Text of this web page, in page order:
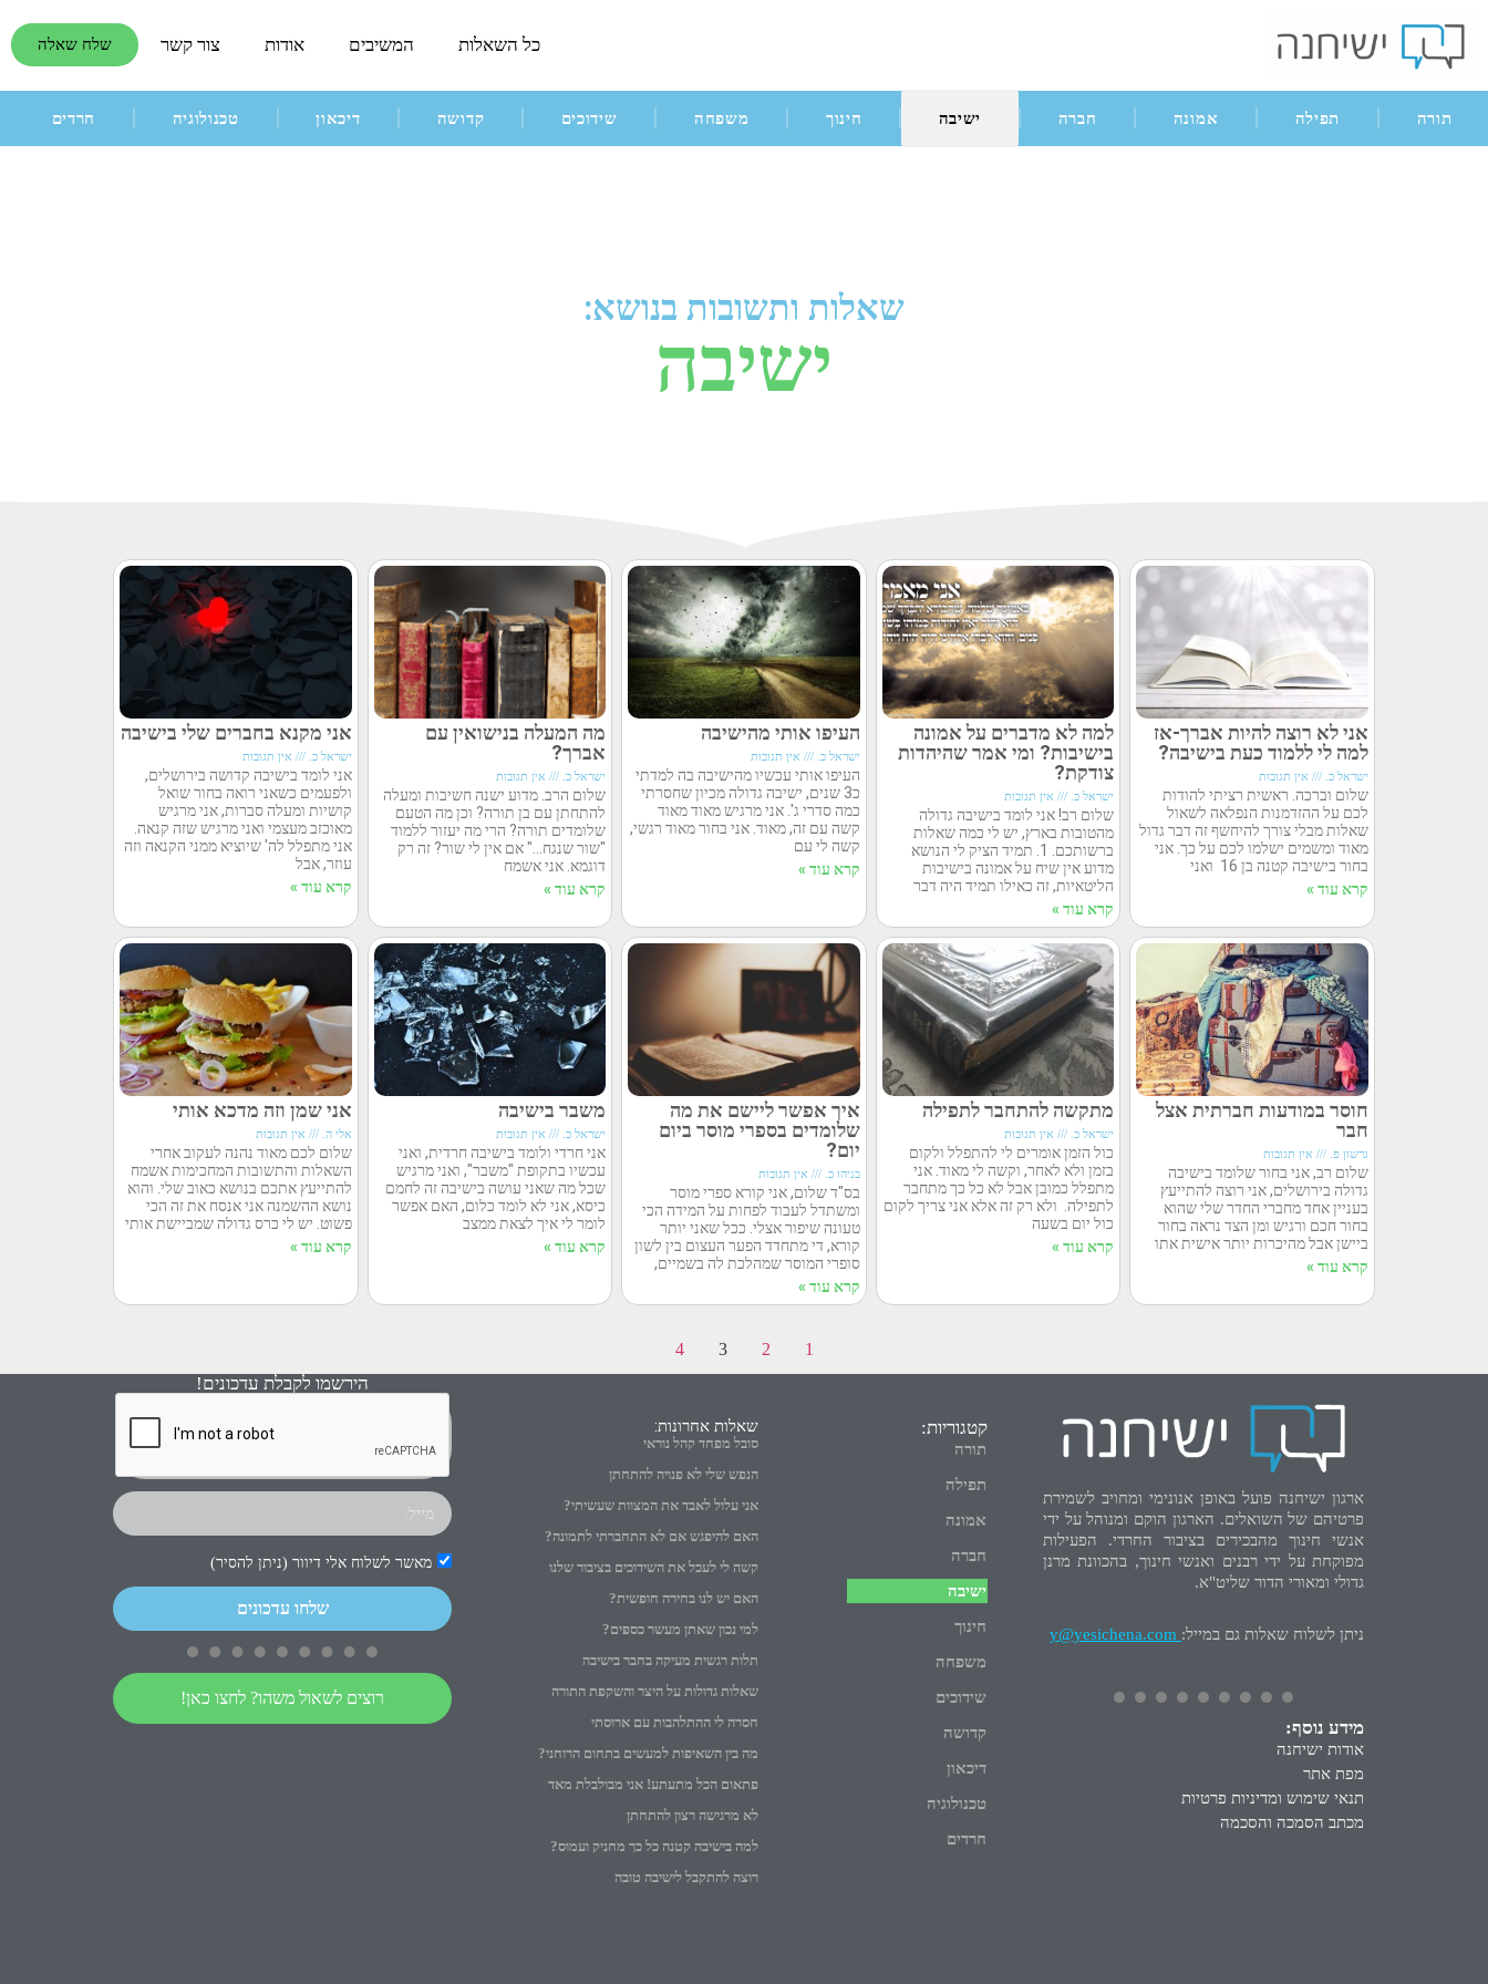
כל השאלות המשיבים אודות צור קשר שלח שאלה
תורה תפילה אמונה חברה ישיבה חינוך משפחה שידוכים קדושה דיכאון טכנולוגיה חרדים
שאלות ותשובות בנושא:
ישיבה
אני לא רוצה להיות אברך-אז
למה לי ללמוד כעת בישיבה?
ישראל כ. אין תגובות
שלום וברכה. ראשית רציתי להודות
לכם על ההזדמנות הנפלאה לשאול
שאלות מבלי צורך להיחשף זה דבר גדול
מאוד ומשמים ישלמו לכם על כך. אני
בחור בישיבה קטנה בן 16 ואני
קרא עוד »
למה לא מדברים על אמונה
בישיבות? ומי אמר שהיהדות
צודקת?
ישראל כ. אין תגובות
שלום רב! אני לומד בישיבה גדולה
מהטובות בארץ, יש לי כמה שאלות
ברשותכם. 1. תמיד הציק לי הנושא
מדוע אין שיח על אמונה בישיבות
הליטאיות, זה כאילו תמיד היה דבר
קרא עוד »
העיפו אותי מהישיבה
ישראל כ. אין תגובות
העיפו אותי עכשיו מהישיבה בה למדתי
כ3 שנים, ישיבה גדולה מכיון שחסרתי
כמה סדרי ג'. אני מרגיש מאוד מאוד
קשה עם זה, מאוד. אני בחור מאוד רגשי,
קשה לי עם
קרא עוד »
מה המעלה בנישואין עם
אברך?
ישראל כ. אין תגובות
שלום הרב. מדוע ישנה חשיבות ומעלה
להתחתן עם בן תורה? וכן מה הטעם
שלומדים תורה? הרי מה יעזור ללמוד
"שור שנגח…" אם אין לי שור? זה רק
דוגמא. אני אשמח
קרא עוד »
אני מקנא בחברים שלי בישיבה
ישראל כ. אין תגובות
אני לומד בישיבה קדושה בירושלים,
ולפעמים כשאני רואה בחור שואל
קושיות ומעלה סברות, אני מרגיש
מאוכזב מעצמי ואני מרגיש שזה קנאה.
אני מתפלל לה' שיוציא ממני הקנאה וזה
עוזר, אבל
קרא עוד »
חוסר במודעות חברתית אצל
חבר
גרשון פ. אין תגובות
שלום רב, אני בחור שלומד בישיבה
גדולה בירושלים, אני רוצה להתייעץ
בעניין אחד מחברי החדר שלי שהוא
בחור חכם ורגיש ומן הצד נראה בחור
ביישן אבל מהיכרות יותר אישית אתו
קרא עוד »
מתקשה להתחבר לתפילה
ישראל כ. אין תגובות
כול הזמן אומרים לי להתפלל ולקום
בזמן ולא לאחר, וקשה לי מאוד. אני
מתפלל כמובן אבל לא כל כך מתחבר
לתפילה. ולא רק זה אלא אני צריך לקום
כול יום בשעה
קרא עוד »
איך אפשר ליישם את מה
שלומדים בספרי מוסר ביום
יום?
בניהו כ. אין תגובות
בס"ד שלום, אני קורא ספרי מוסר
ומשתדל לעבוד לפחות על המידה הכי
טעונה שיפור אצלי. ככל שאני יותר
קורא, די מתחדד הפער העצום בין לשון
סופרי המוסר שמהלכת לה בשמיים,
קרא עוד »
משבר בישיבה
ישראל כ. אין תגובות
אני חרדי ולומד בישיבה חרדית, ואני
עכשיו בתקופת "משבר", ואני מרגיש
שכל מה שאני עושה בישיבה זה לחמם
כיסא, אני לא לומד כלום, האם אפשר
לומר לי איך לצאת ממצב
קרא עוד »
אני שמן וזה מדכא אותי
אלי ה. אין תגובות
שלום לכם מאוד נהנה לעקוב אחרי
השאלות והתשובות המחכימות אשמח
להתייעץ אתכם בנושא כאוב שלי. והוא
נושא ההשמנה אני אנסח את זה הכי
פשוט. יש לי כרס גדולה שמביישת אותי
קרא עוד »
1
2
3
4
ארגון ישיחנה פועל באופן אנונימי ומחויב לשמירת
פרטיהם של השואלים. הארגון הוקם ומנוהל על ידי
אנשי חינוך מהבכירים בציבור החרדי. הפעילות
מפוקחת על ידי רבנים ואנשי חינוך, בהכוונת מרנן
גדולי ומאורי הדור שליט"א.
ניתן לשלוח שאלות גם במייל: y@yesichena.com
מידע נוסף:
אודות ישיחנה
מפת אתר
תנאי שימוש ומדיניות פרטיות
מכתב הסמכה והסכמה
קטגוריות:
תורה
תפילה
אמונה
חברה
ישיבה
חינוך
משפחה
שידוכים
קדושה
דיכאון
טכנולוגיה
חרדים
שאלות אחרונות:
סובל מפחד קהל נוראי
הנפש שלי לא פנויה להתחתן
אני עלול לאבד את המצוות שעשיתי?
האם להיפגש אם לא התחברתי לתמונה?
קשה לי לעכל את השידוכים בציבור שלנו
האם יש לנו בחירה חופשית?
למי נכון שאתן מעשר כספים?
תלות רגשית מעיקה בחבר בישיבה
שאלות גדולות על היצר והשקפת התורה
חסרה לי ההתלהבות עם ארוסתי
מה בין השאיפות למעשים בתחום הרוחני?
פתאום הכל מתעתע! אני מבולבלת מאד
לא מרגישה רצון להתחתן
למה בישיבה קטנה כל כך מחניק ועמוס?
רוצה להתקבל לישיבה טובה
הירשמו לקבלת עדכונים!
מאשר לשלוח אלי דיוור (ניתן להסיר)
שלחו עדכונים
רוצים לשאול משהו? לחצו כאן!